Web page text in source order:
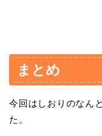
まとめ
今回はしおりのなん
た。